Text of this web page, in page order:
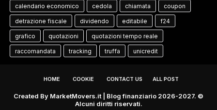
calendario economico cedola chiamata coupon
detrazione fiscale dividendo editabile f24
grafico quotazioni quotazioni tempo reale
raccomandata tracking truffa unicredit
HOME COOKIE CONTACT US ALL POST
Created By MarketMovers.it | Blog finanziario 2026-2027. ©
Alcuni diritti riservati.